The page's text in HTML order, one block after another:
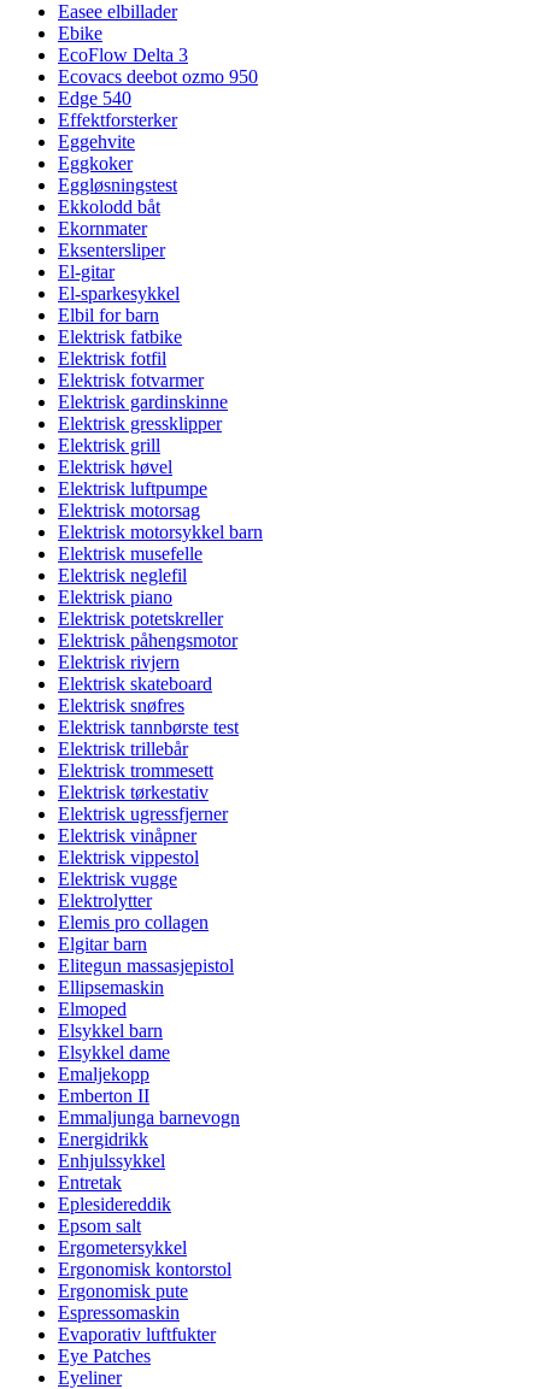
Easee elbillader
Ebike
EcoFlow Delta 3
Ecovacs deebot ozmo 950
Edge 540
Effektforsterker
Eggehvite
Eggkoker
Eggløsningstest
Ekkolodd båt
Ekornmater
Eksentersliper
El-gitar
El-sparkesykkel
Elbil for barn
Elektrisk fatbike
Elektrisk fotfil
Elektrisk fotvarmer
Elektrisk gardinskinne
Elektrisk gressklipper
Elektrisk grill
Elektrisk høvel
Elektrisk luftpumpe
Elektrisk motorsag
Elektrisk motorsykkel barn
Elektrisk musefelle
Elektrisk neglefil
Elektrisk piano
Elektrisk potetskreller
Elektrisk påhengsmotor
Elektrisk rivjern
Elektrisk skateboard
Elektrisk snøfres
Elektrisk tannbørste test
Elektrisk trillebår
Elektrisk trommesett
Elektrisk tørkestativ
Elektrisk ugressfjerner
Elektrisk vinåpner
Elektrisk vippestol
Elektrisk vugge
Elektrolytter
Elemis pro collagen
Elgitar barn
Elitegun massasjepistol
Ellipsemaskin
Elmoped
Elsykkel barn
Elsykkel dame
Emaljekopp
Emberton II
Emmaljunga barnevogn
Energidrikk
Enhjulssykkel
Entretak
Eplesidereddik
Epsom salt
Ergometersykkel
Ergonomisk kontorstol
Ergonomisk pute
Espressomaskin
Evaporativ luftfukter
Eye Patches
Eyeliner